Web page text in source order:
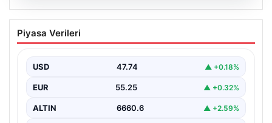
07.08.2026
Menderes Belediye Başkanı İlkay Çiçek
ve Çok Sayıda Kişi Tutuklandı
soruşturma kapsamında, Belediye Başkanı İlkay Çiçek
ve…
Piyasa Verileri
USD 47.74 ▲ +0.18%
EUR 55.25 ▲ +0.32%
ALTIN 6660.6 ▲ +2.59%